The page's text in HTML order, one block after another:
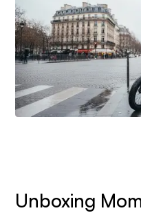
Unboxing